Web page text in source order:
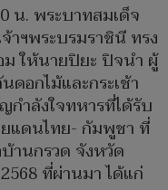
น. พระบาทสมเด็จ
าฯพระบรมราชินี ทรง
ม ให้นายปิยะ ปิจนำ ผู้
อกไม้และกระเช้า
กำลังใจทหารที่ได้รับ
แดนไทย- กัมพูชา ที่
านกรวด จังหวัด
ที่ผ่านมา ได้แก่